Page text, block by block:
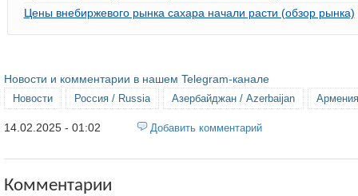
Цены внебиржевого рынка сахара начали расти (обзор рынка)
Новости и комментарии в нашем Telegram-канале
Новости Россия / Russia Азербайджан / Azerbaijan
14.02.2025 - 01:02 Добавить комментарий
Комментарии